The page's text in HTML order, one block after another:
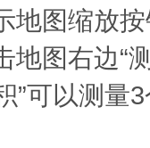
地图缩放
图右边“
”可以测量